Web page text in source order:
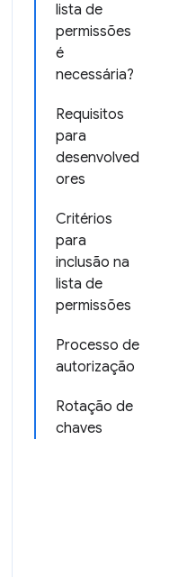
lista de
permissões
é
necessária?
Requisitos
para
desenvolved
ores
Critérios
para
inclusão na
lista de
permissões
Processo de
autorização
Rotação de
chaves